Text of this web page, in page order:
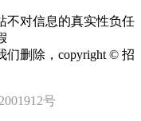
不对信息的真实性负任
们删除，copyright © 招
号